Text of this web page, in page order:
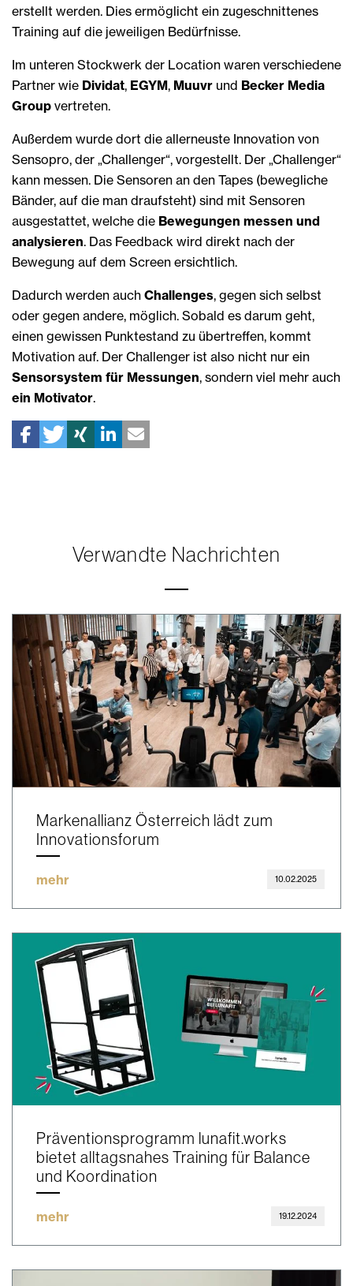
erstellt werden. Dies ermöglicht ein zugeschnittenes
Training auf die jeweiligen Bedürfnisse.
Im unteren Stockwerk der Location waren verschiedene
Partner wie Dividat, EGYM, Muuvr und Becker Media
Group vertreten.
Außerdem wurde dort die allerneuste Innovation von
Sensopro, der „Challenger“, vorgestellt. Der „Challenger“
kann messen. Die Sensoren an den Tapes (bewegliche
Bänder, auf die man draufsteht) sind mit Sensoren
ausgestattet, welche die Bewegungen messen und
analysieren. Das Feedback wird direkt nach der
Bewegung auf dem Screen ersichtlich.
Dadurch werden auch Challenges, gegen sich selbst
oder gegen andere, möglich. Sobald es darum geht,
einen gewissen Punktestand zu übertreffen, kommt
Motivation auf. Der Challenger ist also nicht nur ein
Sensorsystem für Messungen, sondern viel mehr auch
ein Motivator.
Verwandte Nachrichten
Markenallianz Österreich lädt zum
Innovationsforum
mehr 10.02.2025
Präventionsprogramm lunafit.works
bietet alltagsnahes Training für Balance
und Koordination
mehr 19.12.2024